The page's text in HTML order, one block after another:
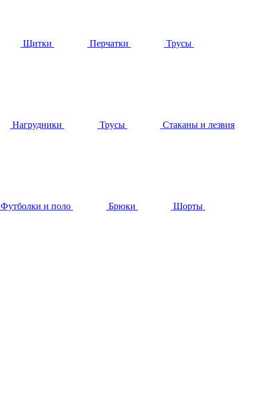
Щитки Перчатки Трусы
Нагрудники Трусы Стаканы и лезвия
Футболки и поло Брюки
Шорты